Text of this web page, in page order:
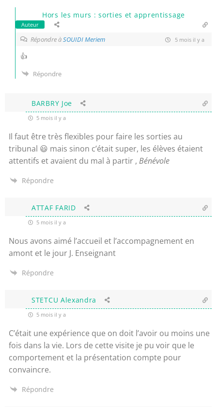
Hors les murs : sorties et apprentissage
Auteur
Répondre àSOUIDI Meriem 5 mois il y a
👍
Répondre
BARBRY Joe
5 mois il y a
Il faut être très flexibles pour faire les sorties au
tribunal 😃 mais sinon c’était super, les élèves étaient
attentifs et avaient du mal à partir , Bénévole
Répondre
ATTAF FARID
5 mois il y a
Nous avons aimé l’accueil et l’accompagnement en
amont et le jour J. Enseignant
Répondre
STETCU Alexandra
5 mois il y a
C’était une expérience que on doit l’avoir ou moins une
fois dans la vie. Lors de cette visite je pu voir que le
comportement et la présentation compte pour
convaincre.
Répondre